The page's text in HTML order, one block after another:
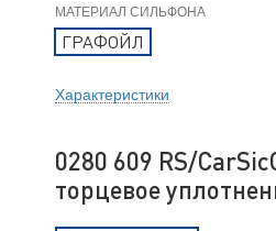
0280 609 RS/
торцевое
МАТЕРИАЛ СИЛЬФОНА
ГРАФОЙЛ
Характеристики